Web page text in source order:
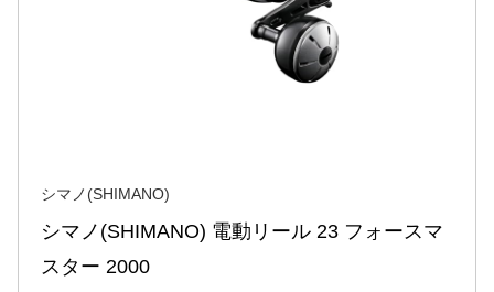
シマノ(SHIMANO)
シマノ(SHIMANO) 電動リール 23 フォースマ
スター 2000